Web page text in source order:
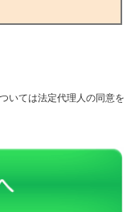
いては法定代理人の同意を